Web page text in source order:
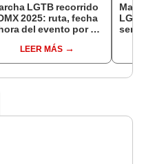
LGTB recorrido
2025: ruta, fecha
del evento por el
LEER MÁS
será